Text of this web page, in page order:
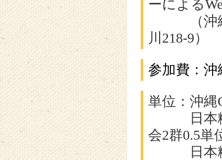
ーによる
（沖縄
川218-9）
参加費：沖
単位：沖縄
日本糖
会2群0.5単
日本糖尿